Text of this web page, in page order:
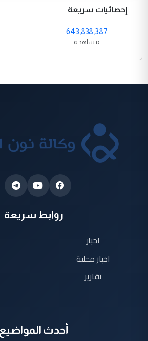
إحصائيات سريعة
643,838,387
مشاهدة
روابط سريعة
اخبار
اخبار محلية
تقارير
أحدث المواضيع